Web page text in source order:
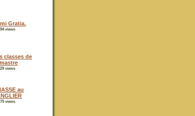
Gratia.
views
classes de
views
au
views